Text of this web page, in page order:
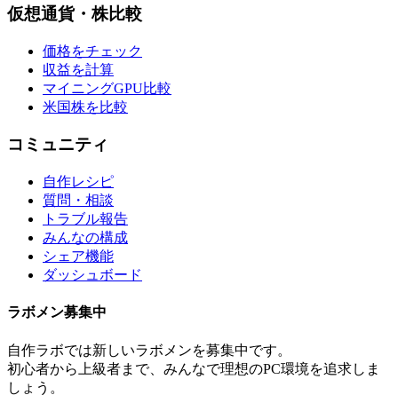
仮想通貨・株比較
価格をチェック
収益を計算
マイニングGPU比較
米国株を比較
コミュニティ
自作レシピ
質問・相談
トラブル報告
みんなの構成
シェア機能
ダッシュボード
ラボメン募集中
自作ラボでは新しいラボメンを募集中です。
初心者から上級者まで、みんなで理想のPC環境を追求しま
しょう。